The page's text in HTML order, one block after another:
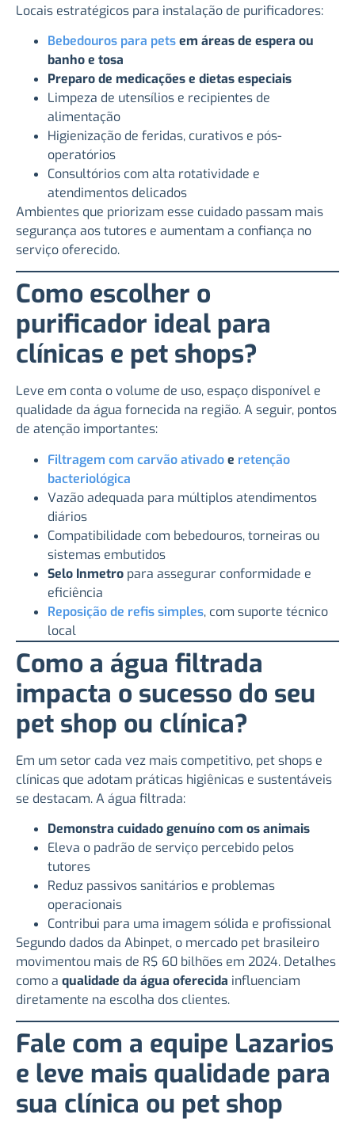
Locais estratégicos para instalação de purificadores:
Bebedouros para petsem áreas de espera ou
banho e tosa
Preparo de medicações e dietas especiais
Limpeza de utensílios e recipientes de
alimentação
Higienização de feridas, curativos e pós-
operatórios
Consultórios com alta rotatividade e
atendimentos delicados
Ambientes que priorizam esse cuidado passam mais
segurança aos tutores e aumentam a confiança no
serviço oferecido.
Como escolher o
purificador ideal para
clínicas e pet shops?
Leve em conta o volume de uso, espaço disponível e
qualidade da água fornecida na região. A seguir, pontos
de atenção importantes:
Filtragem com carvão ativadoe retenção
bacteriológica
Vazão adequada para múltiplos atendimentos
diários
Compatibilidade com bebedouros, torneiras ou
sistemas embutidos
Selo Inmetro para assegurar conformidade e
eficiência
Reposição de refis simples, com suporte técnico
local
Como a água filtrada
impacta o sucesso do seu
pet shop ou clínica?
Em um setor cada vez mais competitivo, pet shops e
clínicas que adotam práticas higiênicas e sustentáveis
se destacam. A água filtrada:
Demonstra cuidado genuíno com os animais
Eleva o padrão de serviço percebido pelos
tutores
Reduz passivos sanitários e problemas
operacionais
Contribui para uma imagem sólida e profissional
Segundo dados da Abinpet, o mercado pet brasileiro
movimentou mais de R$ 60 bilhões em 2024. Detalhes
como a qualidade da água oferecida influenciam
diretamente na escolha dos clientes.
Fale com a equipe Lazarios
e leve mais qualidade para
sua clínica ou pet shop